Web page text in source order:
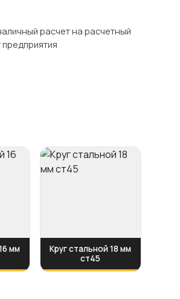
расчет на расчетный
предприятия
мм
Круг стальной 18 мм
ст45